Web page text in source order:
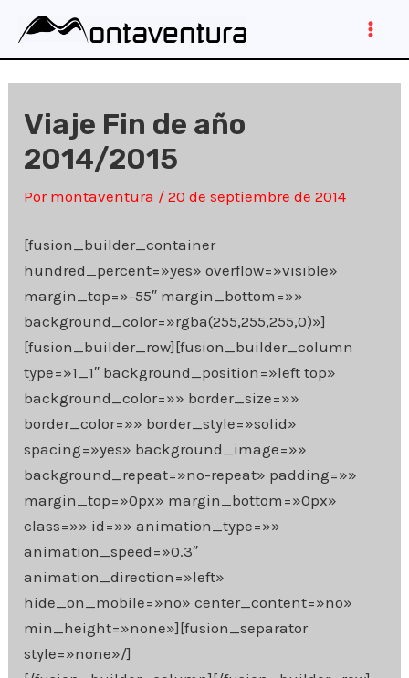
contenido
Viaje Fin de año
2014/2015
Por montaventura /20 de septiembre de 2014
[fusion_builder_container
hundred_percent=»yes» overflow=»visible»
margin_top=»-55″ margin_bottom=»»
background_color=»rgba(255,255,255,0)»]
[fusion_builder_row][fusion_builder_column
type=»1_1″ background_position=»left top»
background_color=»» border_size=»»
border_color=»» border_style=»solid»
spacing=»yes» background_image=»»
background_repeat=»no-repeat» padding=»»
margin_top=»0px» margin_bottom=»0px»
class=»» id=»» animation_type=»»
animation_speed=»0.3″
animation_direction=»left»
hide_on_mobile=»no» center_content=»no»
min_height=»none»][fusion_separator
style=»none»/]